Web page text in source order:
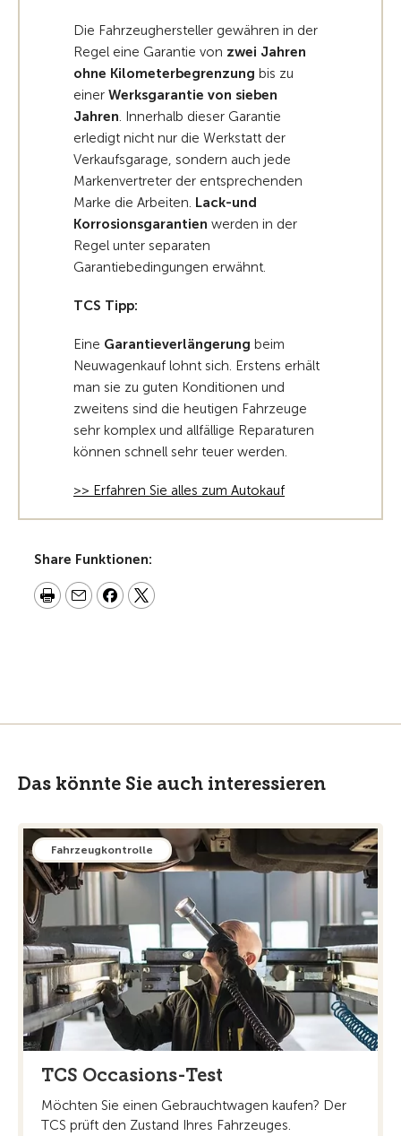
Die Fahrzeughersteller gewähren in der
Regel eine Garantie von zwei Jahren
ohne Kilometerbegrenzung bis zu
einer Werksgarantie von sieben
Jahren. Innerhalb dieser Garantie
erledigt nicht nur die Werkstatt der
Verkaufsgarage, sondern auch jede
Markenvertreter der entsprechenden
Marke die Arbeiten. Lack-und
Korrosionsgarantien werden in der
Regel unter separaten
Garantiebedingungen erwähnt.
TCS Tipp:
Eine Garantieverlängerung beim
Neuwagenkauf lohnt sich. Erstens erhält
man sie zu guten Konditionen und
zweitens sind die heutigen Fahrzeuge
sehr komplex und allfällige Reparaturen
können schnell sehr teuer werden.
>> Erfahren Sie alles zum Autokauf
Share Funktionen:
Das könnte Sie auch interessieren
Fahrzeugkontrolle
TCS Occasions-Test
Möchten Sie einen Gebrauchtwagen kaufen? Der
TCS prüft den Zustand Ihres Fahrzeuges.